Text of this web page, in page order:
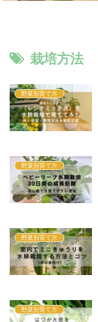
栽培方法
野菜別育て方
野菜別育て方
野菜別育て方
野菜別育て方